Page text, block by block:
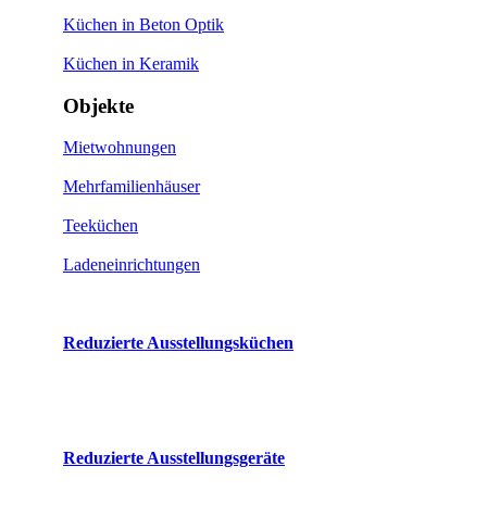
Küchen in Beton Optik
Küchen in Keramik
Objekte
Mietwohnungen
Mehrfamilienhäuser
Teeküchen
Ladeneinrichtungen
Reduzierte Ausstellungsküchen
Reduzierte Ausstellungsgeräte